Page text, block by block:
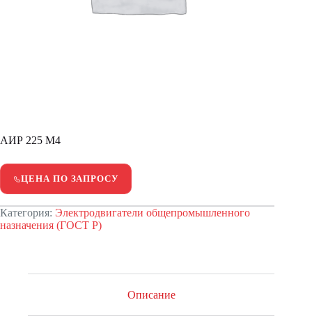
АИР 225 М4
ЦЕНА ПО ЗАПРОСУ
Категория: Электродвигатели общепромышленного
назначения (ГОСТ Р)
Описание